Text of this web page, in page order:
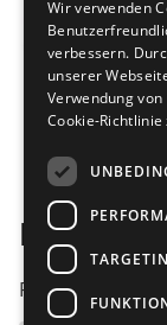
Brautschuhe
Sneaker
Übergrößen 43-44
Flexerinas
Merlet
Nueva Epoca
RayRose
Rummos
Rumpf
Bilder
Diamant
Passt am besten
Wir verwenden
verbessern.
unserer
Verwendung
Cookie-Richtlinie